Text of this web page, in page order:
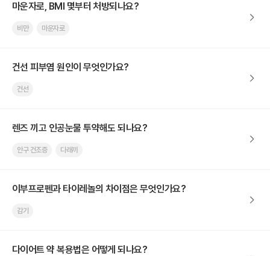
마운자로, BMI 몇부터 처방되나요?
비만 마운자로
건선 피부염 원인이 무엇인가요?
건선
렌즈 끼고 인공눈물 투약해도 되나요?
안구 건조증 다래끼
이부프로펜과 타이레놀의 차이점은 무엇인가요?
감기
다이어트 약 복용법은 어떻게 되나요?